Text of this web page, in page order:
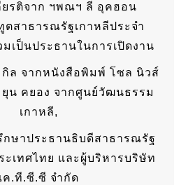
ยรติจาก ฯพณฯ ลี อุคฮอน
ตสาธารณรัฐเกาหลีประจำ
มเป็นประธานในการเปิดงาน
ล จากหนังสือพิมพ์ โซล นิวส์
ยุน คยอง จากศูนย์วัฒนธรรม
เกาหลี,
ษาประธานธิบดีสาธารณรัฐ
ะเทศไทย และผู้บริหารบริษัท
เค.ที.ซี.ซี จำกัด